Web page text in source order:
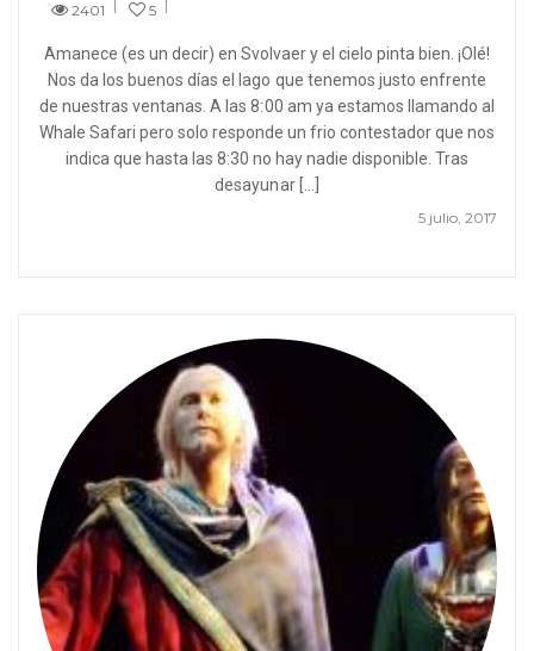
2401 5
5 julio, 2017
Amanece (es un decir) en Svolvaer y el cielo pinta bien. ¡Olé!
Nos da los buenos días el lago que tenemos justo enfrente
de nuestras ventanas. A las 8:00 am ya estamos llamando al
Whale Safari pero solo responde un frio contestador que nos
indica que hasta las 8:30 no hay nadie disponible. Tras
desayunar […]